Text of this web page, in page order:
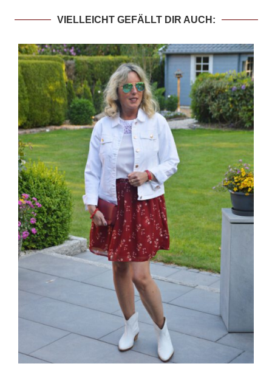
VIELLEICHT GEFÄLLT DIR AUCH: